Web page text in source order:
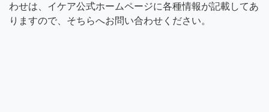
わせは、イケア公式ホームページに各種情報が記載してあ
りますので、そちらへお問い合わせください。